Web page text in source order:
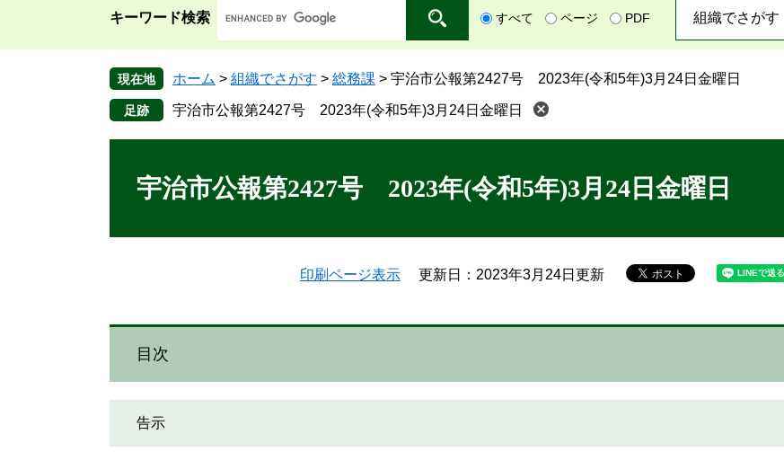
キーワード検索 すべて ページ PDF 組織でさがす
現在地 ホーム > 組織でさがす > 総務課 > 宇治市公報第2427号 2023年(令和5年)3月24日金曜日
宇治市公報第2427号 2023年(令和5年)3月24日金曜日
宇治市公報第2427号 2023年(令和5年)3月24日金曜日
印刷ページ表示 更新日：2023年3月24日更新
目次
告示